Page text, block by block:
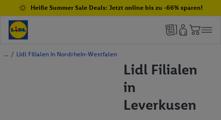
Heiße Summer Sale Deals: Jetzt online bis zu -66% sparen!
/ Lidl Filialen in Nordrhein-Westfalen
Lidl Filialen
in
Leverkusen